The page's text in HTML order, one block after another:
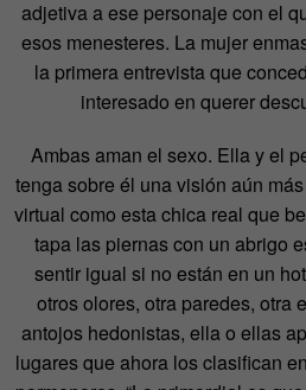
adjetiva a ese personaje con el
esos menesteres. La mujer
la primera entrevista que
interesado en querer
Ambas aman el sexo. Ella y el
tenga sobre él una visión aún
virtual como esta chica real que
tapa las piernas con un abrigo
sentir igual si no están en un
otros olores, otra paredes, otra
antojos hedonistas, ella o ellas
lugares que ahora los clasifican